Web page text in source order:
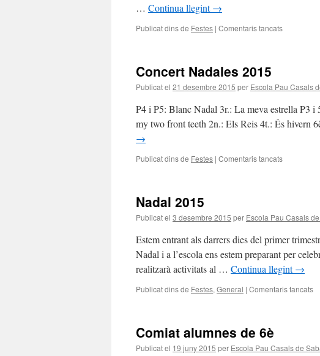
… Continua llegint→
Publicat dins de Festes | Comentaris tancats
Concert Nadales 2015
Publicat el 21 desembre 2015 per Escola Pau Casals
P4 i P5: Blanc Nadal 3r.: La meva estrella P3
my two front teeth 2n.: Els Reis 4t.: És hivern
→
Publicat dins de Festes | Comentaris tancats
Nadal 2015
Publicat el 3 desembre 2015 per Escola Pau Casals
Estem entrant als darrers dies del primer
Nadal i a l’escola ens estem preparant per
realitzarà activitats al … Continua llegint→
Publicat dins de Festes, General | Comentaris tancats
Comiat alumnes de 6è
Publicat el 19 juny 2015 per Escola Pau Casals de